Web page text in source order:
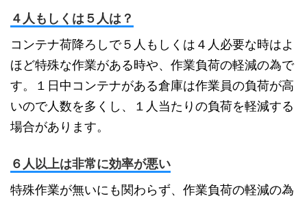
４人もしくは５人は？
コンテナ荷降ろしで５人もしくは４人必要な時はよ
ほど特殊な作業がある時や、作業負荷の軽減の為で
す。１日中コンテナがある倉庫は作業員の負荷が高
いので人数を多くし、１人当たりの負荷を軽減する
場合があります。
６人以上は非常に効率が悪い
特殊作業が無いにも関わらず、作業負荷の軽減の為